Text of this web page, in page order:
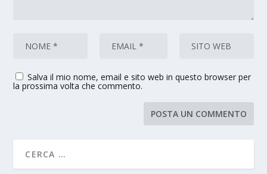
Salva il mio nome, email e sito web in questo browser per
la prossima volta che commento.